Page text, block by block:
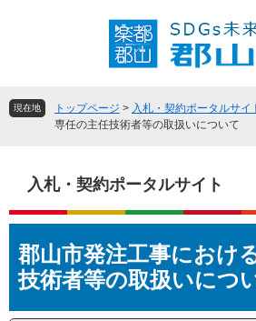
頭
飛
へ
現在地 トップページ > 入札・契約ポータルサイ
専任の主任技術者等の取扱いについて
入札・契約ポータルサイト
文郡山市発注工事におけ
技術者等の取扱いにつ